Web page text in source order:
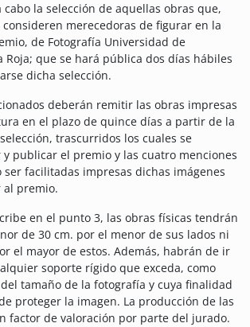
cabo la selección de aquellas obras que,
merecedoras de figurar en la
de Fotografía Universidad de
Roja; que se hará pública dos días hábiles
dicha selección.
deberán remitir las obras impresas
en el plazo de quince días a partir de la
trascurridos los cuales se
publicar el premio y las cuatro menciones
ser facilitadas impresas dichas imágenes
al premio.
en el punto 3, las obras físicas tendrán
de 30 cm. por el menor de sus lados ni
el mayor de estos. Además, habrán de ir
soporte rígido que exceda, como
tamaño de la fotografía y cuya finalidad
proteger la imagen. La producción de las
factor de valoración por parte del jurado.